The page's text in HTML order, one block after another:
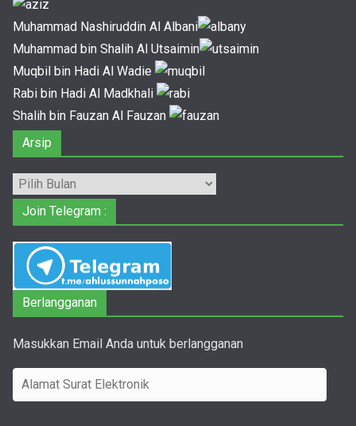
Muhammad Nashiruddin Al Albani
Muhammad bin Shalih Al Utsaimin
Muqbil bin Hadi Al Wadie
Rabi bin Hadi Al Madkhali
Shalih bin Fauzan Al Fauzan
Arsip
Arsip
Join Telegram :
Berlangganan
Masukkan Email Anda untuk berlangganan
l